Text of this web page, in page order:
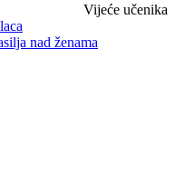
Vijeće učenika
nad ženama